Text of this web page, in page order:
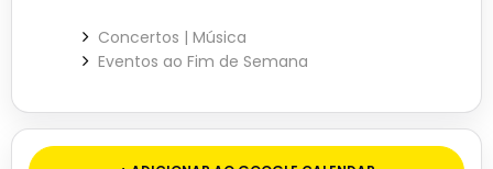
Concertos | Música
Eventos ao Fim de Semana